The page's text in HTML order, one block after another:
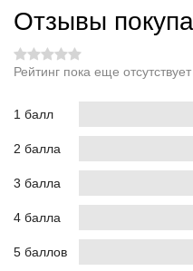
Отзывы
Рейтинг пока еще отсутствует
1 балл
2 балла
3 балла
4 балла
5 баллов